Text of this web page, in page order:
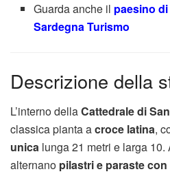
Guarda anche il paesino
Sardegna Turismo
Descrizione della
L’interno dellaCattedrale di
classica pianta acroce latina,
unica lunga 21 metri e larga
alternano pilastri e paraste